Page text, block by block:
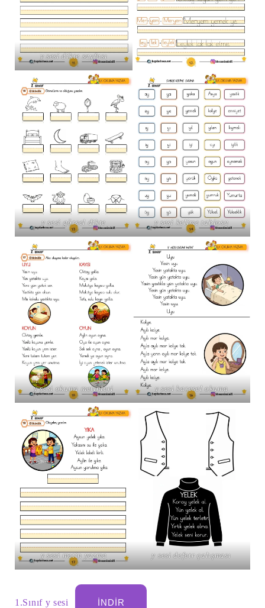
y sesi dikte sayfası
y sesi görsel dikte y sesi kelime tablosu
y sesi okuma metinleri y sesi karesel okuma
y sesi metin yazma y sesi defetr çalışması
1.Sınıf y sesi İNDIR